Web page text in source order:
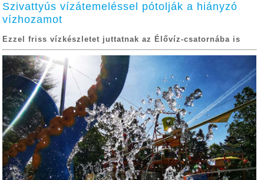
Szivattyús vízátemeléssel pótolják a hiányzó
vízhozamot
Ezzel friss vízkészletet juttatnak az Élővíz-csatornába is